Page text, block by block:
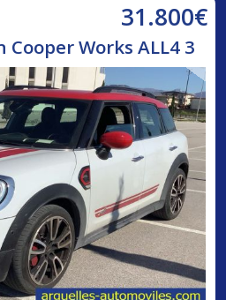
31.800€
Works ALL4 3